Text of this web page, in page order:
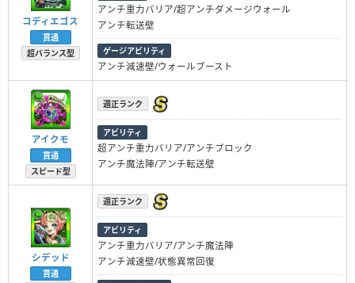
コディエゴス
貫通
超バランス型
アンチ重力バリア/超アンチダメージウォール
アンチ転送壁
ゲージアビリティ
アンチ減速壁/ウォールブースト
アイクモ
貫通
スピード型
適正ランク
アビリティ
超アンチ重力バリア/アンチブロック
アンチ魔法陣/アンチ転送壁
シデッド
貫通
適正ランク
アビリティ
アンチ重力バリア/アンチ魔法陣
アンチ減速壁/状態異常回復